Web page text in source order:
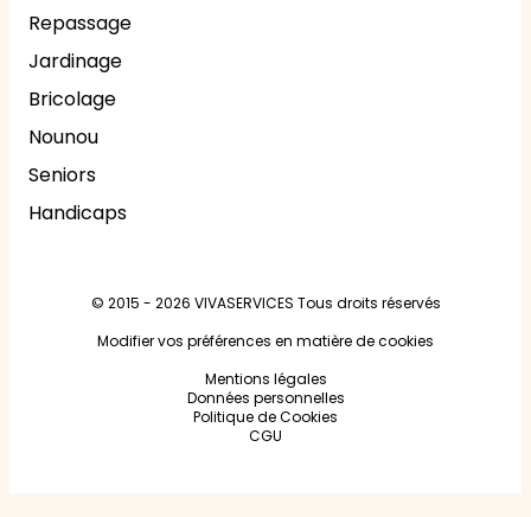
Repassage
Jardinage
Bricolage
Nounou
Seniors
Handicaps
© 2015 - 2026 VIVASERVICES Tous droits réservés
Modifier vos préférences en matière de cookies
Mentions légales
Données personnelles
Politique de Cookies
CGU